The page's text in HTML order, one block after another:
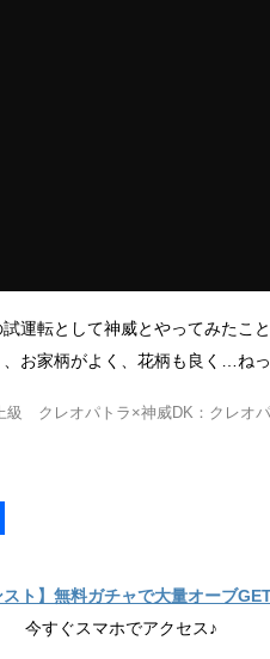
運転として神威とやってみたこ
お家柄がよく、花柄も良く…ねっ
級 クレオパトラ×神威DK：クレオ
スト】無料ガチャで大量オーブ
今すぐスマホでアクセス♪